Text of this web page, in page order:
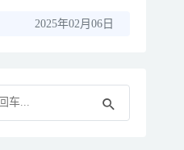
2025年02月06日